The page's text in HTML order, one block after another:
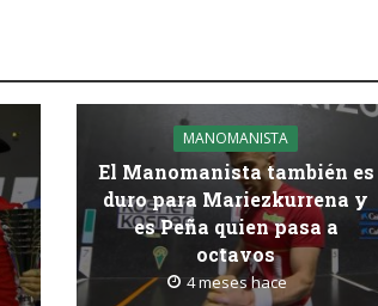
MANOMANISTA
El Manomanista también es
duro para Mariezkurrena y
es Peña quien pasa a
octavos
4 meses hace